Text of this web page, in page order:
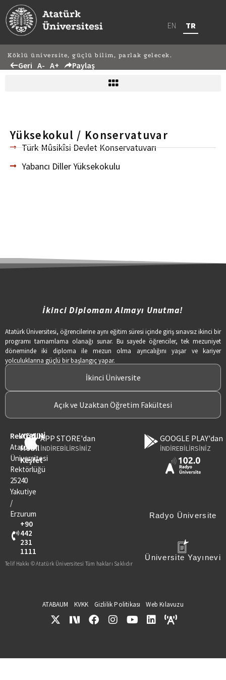
EN TR
Köklü üniversite, güçlü bilim, parlak gelecek.
Geri A- A+ Paylaş
Yüksekokul / Konservatuvar
Türk Mûsikîsi Devlet Konservatuvarı
Yabancı Diller Yüksekokulu
İkinci Diplomanı Almayı Unutma!
Atatürk Üniversitesi, öğrencilerine aynı eğitim süresi içinde giriş sınavsız ikinci bir
programı tamamlama olanağı sunar. Bu sayede öğrenciler, tek mezuniyet
döneminde iki diploma ile mezun olma ayrıcalığını yaşar ve kariyer
yolculuklarına güçlü bir başlangıç yapar.
İkinci Üniversite
Açık ve Uzaktan Öğretim Fakültesi
Rektörlük
Atatürk
Üniversitesi
Rektörlüğü
25240
Yakutiye
/
Erzurum
+90
442
231
1111
ATAUNİ
Mobil
Keşfet
APP STORE'dan
İNDİREBİLİRSİNİZ
GOOGLE PLAY'dan
İNDİREBİLİRSİNİZ
Radyo Üniversite
Üniversite Yayınevi
Telif Hakkı © Atatürk Üniversitesi Tüm hakları Saklıdır
ATABAUM KVKK Gizlilik Politikası Web Kılavuzu